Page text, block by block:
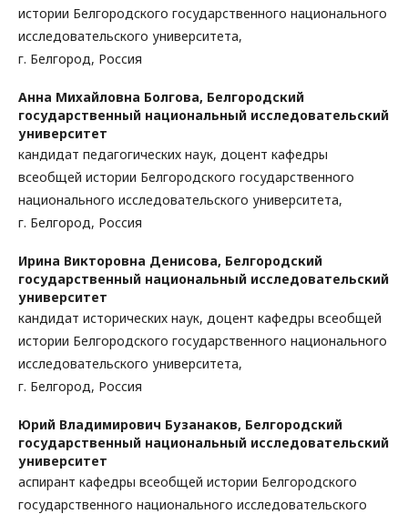
истории Белгородского государственного национального
исследовательского университета,
г. Белгород, Россия
Анна Михайловна Болгова, Белгородский
государственный национальный исследовательский
университет
кандидат педагогических наук, доцент кафедры
всеобщей истории Белгородского государственного
национального исследовательского университета,
г. Белгород, Россия
Ирина Викторовна Денисова, Белгородский
государственный национальный исследовательский
университет
кандидат исторических наук, доцент кафедры всеобщей
истории Белгородского государственного национального
исследовательского университета,
г. Белгород, Россия
Юрий Владимирович Бузанаков, Белгородский
государственный национальный исследовательский
университет
аспирант кафедры всеобщей истории Белгородского
государственного национального исследовательского